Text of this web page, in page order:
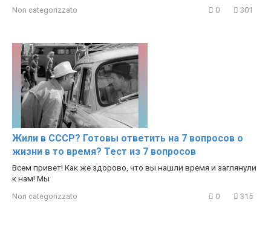
Non categorizzato 0 301
Жили в СССР? Готовы ответить на 7 вопросов о
жизни в то время? Тест из 7 вопросов
Всем привет! Как же здорово, что вы нашли время и заглянули
к нам! Мы
Non categorizzato 0 315